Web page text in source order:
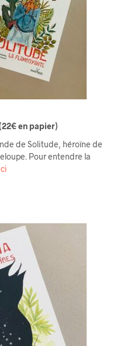
€en papier)
de Solitude, héroïne de
Pour entendre la